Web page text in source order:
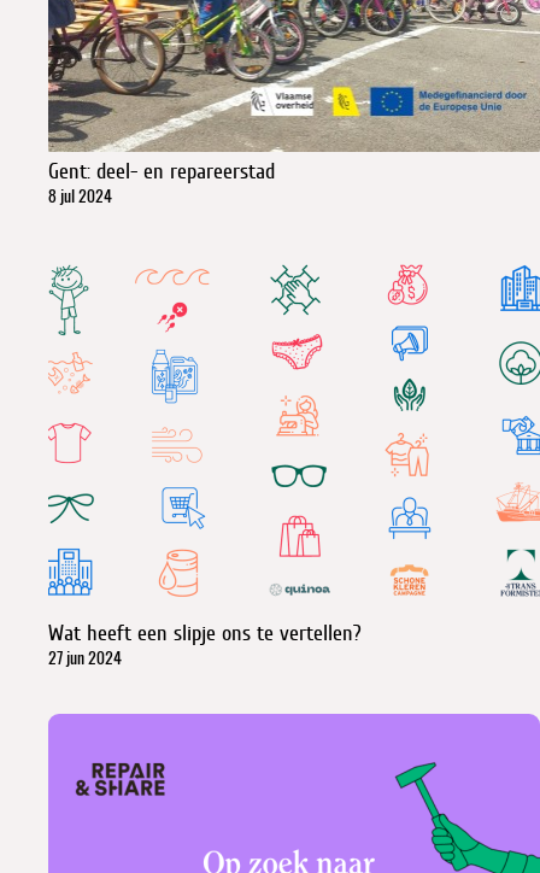
Gent: deel- en repareerstad
8 jul 2024
Wat heeft een slipje ons te vertellen?
27 jun 2024